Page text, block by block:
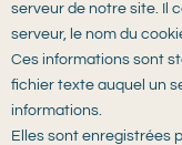
serveur de notre site. Il
serveur, le nom du
Ces informations sont
fichier texte auquel un
informations.
Elles sont enregistrées